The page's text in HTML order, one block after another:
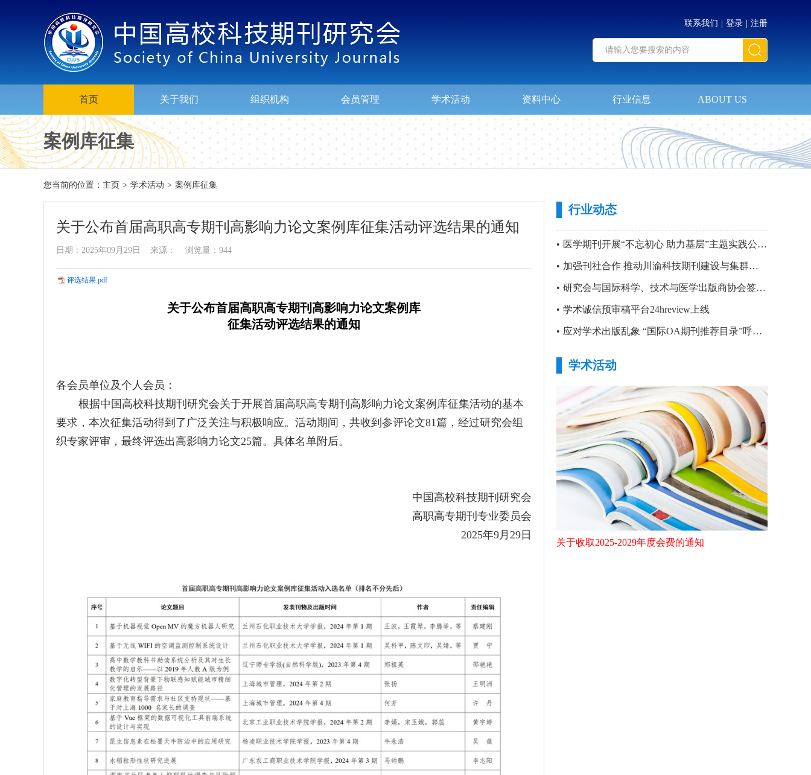
联系我们 登录 注册
首页 关于我们 组织机构 会员管理 学术活动 资料中心 行业信息 ABOUT US
案例库征集
您当前的位置： 主页 > 学术活动 > 案例库征集
关于公布首届高职高专期刊高影响力论文案例库征集活动评选结果的通知
日期：2025年09月29日 来源： 浏览量：944
评选结果.pdf
关于公布首届高职高专期刊高影响力论文案例库
征集活动评选结果的通知
各会员单位及个人会员：
根据中国高校科技期刊研究会关于开展首届高职高专期刊高影响力论文案例库征集活动的基本
要求，本次征集活动得到了广泛关注与积极响应。活动期间，共收到参评论文81篇，经过研究会组
织专家评审，最终评选出高影响力论文25篇。具体名单附后。
中国高校科技期刊研究会
高职高专期刊专业委员会
2025年9月29日
行业动态
• 医学期刊开展“不忘初心 助力基层”主题实践公益活动暨 第四站“只要主义真 明翰故里行”党建活动
• 加强刊社合作 推动川渝科技期刊建设与集群化发展
• 研究会与国际科学、技术与医学出版商协会签署合作备忘录
• 学术诚信预审稿平台24hreview上线
• 应对学术出版乱象 “国际OA期刊推荐目录”呼之欲出
学术活动
关于收取2025-2029年度会费的通知